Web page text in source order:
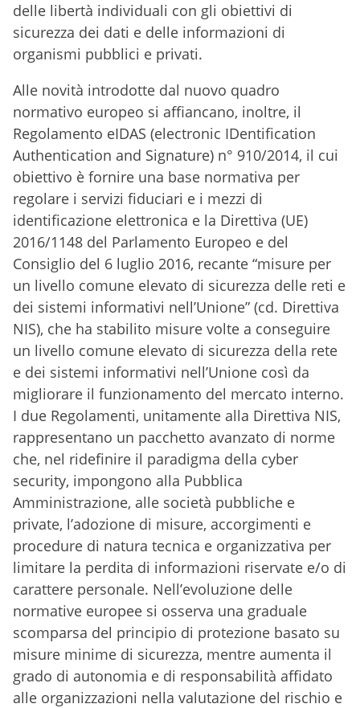
delle libertà individuali con gli obiettivi di
sicurezza dei dati e delle informazioni di
organismi pubblici e privati.
Alle novità introdotte dal nuovo quadro
normativo europeo si affiancano, inoltre, il
Regolamento eIDAS (electronic IDentification
Authentication and Signature) n° 910/2014, il cui
obiettivo è fornire una base normativa per
regolare i servizi fiduciari e i mezzi di
identificazione elettronica e la Direttiva (UE)
2016/1148 del Parlamento Europeo e del
Consiglio del 6 luglio 2016, recante “misure per
un livello comune elevato di sicurezza delle reti e
dei sistemi informativi nell’Unione” (cd. Direttiva
NIS), che ha stabilito misure volte a conseguire
un livello comune elevato di sicurezza della rete
e dei sistemi informativi nell’Unione così da
migliorare il funzionamento del mercato interno.
I due Regolamenti, unitamente alla Direttiva NIS,
rappresentano un pacchetto avanzato di norme
che, nel ridefinire il paradigma della cyber
security, impongono alla Pubblica
Amministrazione, alle società pubbliche e
private, l’adozione di misure, accorgimenti e
procedure di natura tecnica e organizzativa per
limitare la perdita di informazioni riservate e/o di
carattere personale. Nell’evoluzione delle
normative europee si osserva una graduale
scomparsa del principio di protezione basato su
misure minime di sicurezza, mentre aumenta il
grado di autonomia e di responsabilità affidato
alle organizzazioni nella valutazione del rischio e